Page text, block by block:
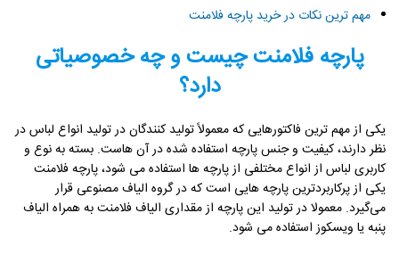
مهم ترین نکات در خرید پارچه فلامنت
پارچه فلامنت چیست و چه خصوصیاتی
دارد؟
یکی از مهم ترین فاکتورهایی که معمولاً تولید کنندگان در تولید انواع لباس در
نظر دارند، کیفیت و جنس پارچه استفاده شده در آن هاست. بسته به نوع و
کاربری لباس از انواع مختلفی از پارچه‌ ها استفاده می‌ شود، پارچه فلامنت
یکی از پرکاربردترین پارچه‌ هایی است که در گروه الیاف مصنوعی قرار
می‌گیرد. معمولا در تولید این پارچه از مقداری الیاف فلامنت به همراه الیاف
پنبه یا ویسکوز استفاده می‌ شود.